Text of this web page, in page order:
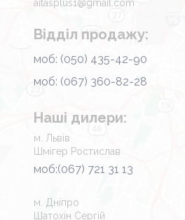
aitasplus1@gmail.com
Відділ продажу:
моб: (050) 435-42-90
моб: (067) 360-82-28
Наші дилери:
м. Львів
Шмігер Ростислав
моб:(067) 721 31 13
м. Дніпро
Шатохін Сергій